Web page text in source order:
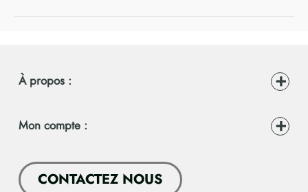
À propos :
Mon compte :
CONTACTEZ NOUS